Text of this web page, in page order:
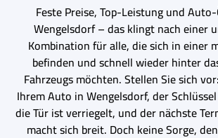
Feste Preise, Top-Leistung und
Wengelsdorf – das klingt nach einer
Kombination für alle, die sich in einer
befinden und schnell wieder hinter
Fahrzeugs möchten. Stellen Sie sich
Ihrem Auto in Wengelsdorf, der
die Tür ist verriegelt, und der nächste
macht sich breit. Doch keine Sorge,